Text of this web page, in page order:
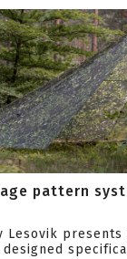
pattern
Lesovik presents